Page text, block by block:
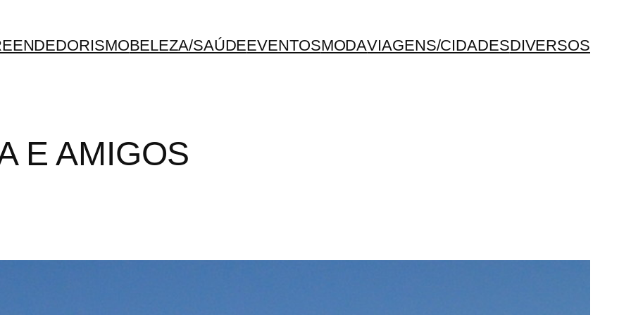
BELEZA/SAÚDEEVENTOSMODAVIAGENS/CIDADESDIVERSOS
E AMIGOS